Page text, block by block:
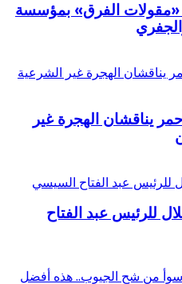
الفرق» بمؤسسة
يناقشان الهجرة غير
للرئيس عبد الفتاح